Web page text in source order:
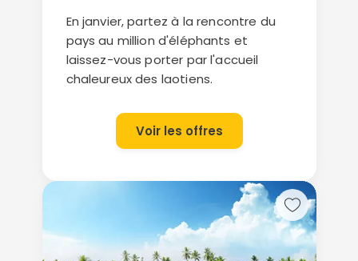
En janvier, partez à la rencontre du
pays au million d'éléphants et
laissez-vous porter par l'accueil
chaleureux des laotiens.
Voir les offres